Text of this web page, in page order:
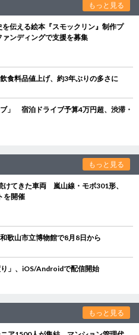
もっと見る
伝える絵本『スモックリン』制作プ
ンディングで支援を募集
食料品値上げ、約3年ぶりの多さに
」 宿泊ドライブ予算4万円超、渋滞・
もっと見る
けてきた車両 嵐山線・モボ301形、
を開催
歌山市立博物館で8月8日から
」、iOS/Androidで配信開始
もっと見る